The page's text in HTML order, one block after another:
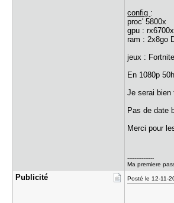
config :
proc' 5800x
gpu :
ram : 2x8go
jeux :
En 1080p
Je serai bien
Pas de date
Merci pour
---------------
Ma premiere
Publicité Posté le 12-11-